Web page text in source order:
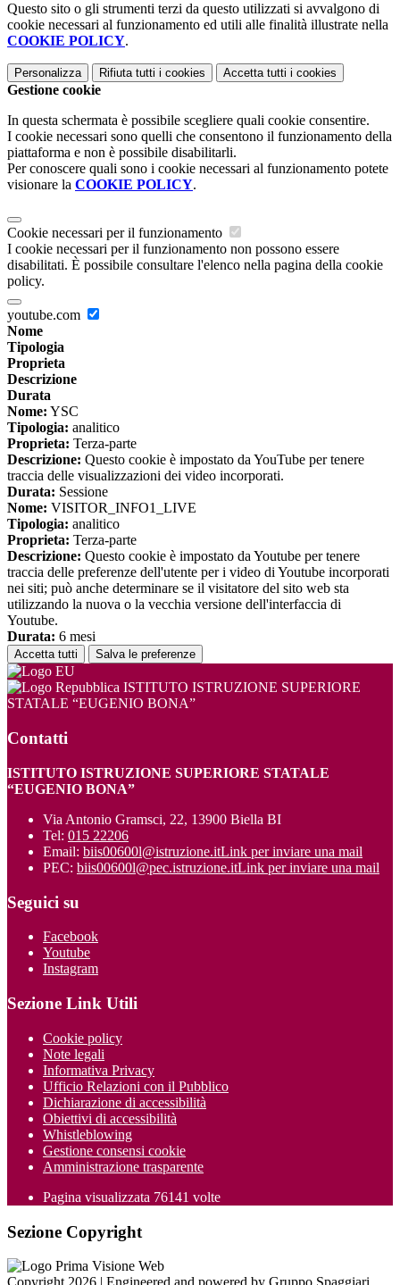
Questo sito o gli strumenti terzi da questo utilizzati si avvalgono di
cookie necessari al funzionamento ed utili alle finalità illustrate nella
COOKIE POLICY.
Personalizza Rifiuta tutti i cookies Accetta tutti i cookies
Gestione cookie
In questa schermata è possibile scegliere quali cookie consentire.
I cookie necessari sono quelli che consentono il funzionamento della
piattaforma e non è possibile disabilitarli.
Per conoscere quali sono i cookie necessari al funzionamento potete
visionare la COOKIE POLICY.
Cookie necessari per il funzionamento
I cookie necessari per il funzionamento non possono essere
disabilitati. È possibile consultare l'elenco nella pagina della cookie
policy.
youtube.com
Nome
Tipologia
Proprieta
Descrizione
Durata
Nome: YSC
Tipologia: analitico
Proprieta: Terza-parte
Descrizione: Questo cookie è impostato da YouTube per tenere
traccia delle visualizzazioni dei video incorporati.
Durata: Sessione
Nome: VISITOR_INFO1_LIVE
Tipologia: analitico
Proprieta: Terza-parte
Descrizione: Questo cookie è impostato da Youtube per tenere
traccia delle preferenze dell'utente per i video di Youtube incorporati
nei siti; può anche determinare se il visitatore del sito web sta
utilizzando la nuova o la vecchia versione dell'interfaccia di
Youtube.
Durata: 6 mesi
Accetta tutti Salva le preferenze
ISTITUTO ISTRUZIONE SUPERIORE
STATALE “EUGENIO BONA”
Contatti
ISTITUTO ISTRUZIONE SUPERIORE STATALE
“EUGENIO BONA”
Via Antonio Gramsci, 22, 13900 Biella BI
Tel: 015 22206
Email: biis00600l@istruzione.itLink per inviare una mail
PEC: biis00600l@pec.istruzione.itLink per inviare una mail
Seguici su
Facebook
Youtube
Instagram
Sezione Link Utili
Cookie policy
Note legali
Informativa Privacy
Ufficio Relazioni con il Pubblico
Dichiarazione di accessibilità
Obiettivi di accessibilità
Whistleblowing
Gestione consensi cookie
Amministrazione trasparente
Pagina visualizzata 76141 volte
Sezione Copyright